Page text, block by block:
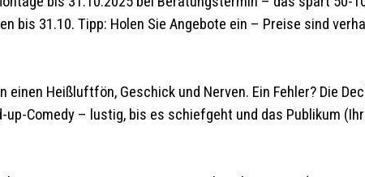
bis 31.10. Tipp: Holen Sie Angebote ein – Preise sind
Heißluftfön, Geschick und Nerven. Ein Fehler? Die
Comedy – lustig, bis es schiefgeht und das Publikum